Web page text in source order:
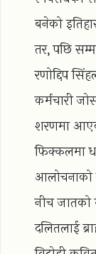
बनेको
तर, पछि
रणोद्दिप
कर्मचारी
शरणमा
फिक्कलमा
आलोचनाको
नीच जातको
दलितलाई